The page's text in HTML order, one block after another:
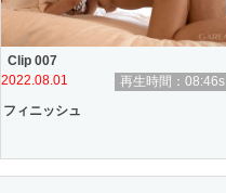
Clip 007
2022.08.01
再生時間：08:46s
フィニッシュ